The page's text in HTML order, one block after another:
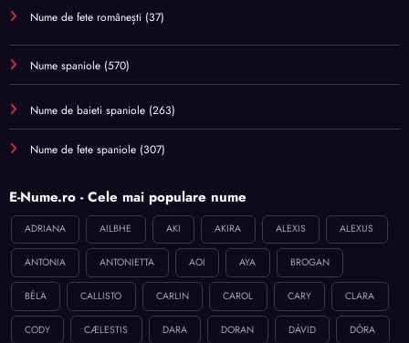
Nume de fete românești (37)
Nume spaniole (570)
Nume de baieti spaniole (263)
Nume de fete spaniole (307)
E-Nume.ro - Cele mai populare nume
ADRIANA AILBHE AKI AKIRA ALEXIS ALEXUS
ANTONIA ANTONIETTA AOI AYA BROGAN
BÉLA CALLISTO CARLIN CAROL CARY CLARA
CODY CÆLESTIS DARA DORAN DÁVID DÓRA